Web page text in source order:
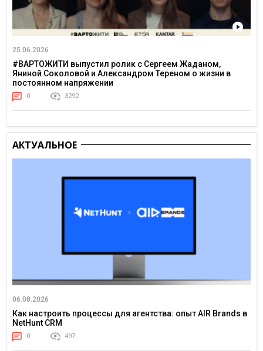
25.06.2026
#ВАРТОЖИТИ выпустил ролик с Сергеем Жаданом,
Яниной Соколовой и Александром Тереном о жизни в
постоянном напряжении
0 3292
АКТУАЛЬНОЕ
06.08.2026
Как настроить процессы для агентства: опыт AIR Brands в
NetHunt CRM
0 497